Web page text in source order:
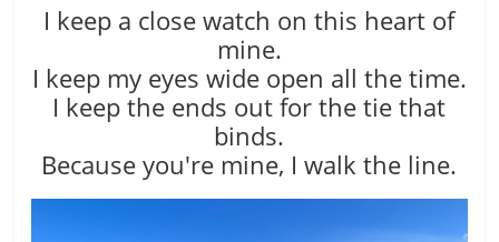
I keep a close watch on this heart of
mine.
I keep my eyes wide open all the time.
I keep the ends out for the tie that
binds.
Because you′re mine, I walk the line.